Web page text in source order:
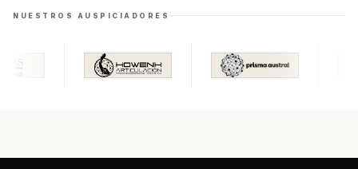
NUESTROS AUSPICIADORES